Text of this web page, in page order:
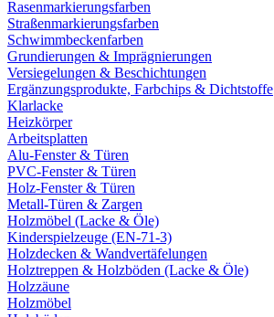
Rasenmarkierungsfarben
Straßenmarkierungsfarben
Schwimmbeckenfarben
Grundierungen & Imprägnierungen
Versiegelungen & Beschichtungen
Ergänzungsprodukte, Farbchips & Dichtstoffe
Klarlacke
Heizkörper
Arbeitsplatten
Alu-Fenster & Türen
PVC-Fenster & Türen
Holz-Fenster & Türen
Metall-Türen & Zargen
Holzmöbel (Lacke & Öle)
Kinderspielzeuge (EN-71-3)
Holzdecken & Wandvertäfelungen
Holztreppen & Holzböden (Lacke & Öle)
Holzzäune
Holzmöbel